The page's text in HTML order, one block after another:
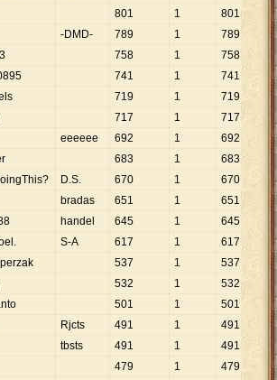
801 1
801
-DMD- 789 1
789
758 1
758
741 1
741
719 1
719
717 1
717
eeeeee 692 1
692
683 1
683
D.S. 670 1
670
bradas 651 1
651
handel 645 1
645
S-A 617 1
617
537 1
537
532 1
532
501 1
501
Rjcts 491 1
491
tbsts 491 1
491
479 1
479